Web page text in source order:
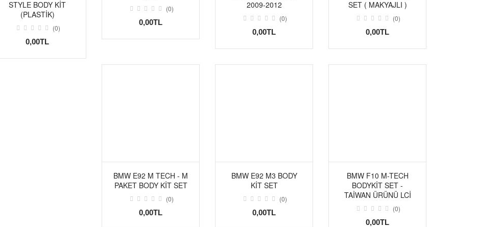
STYLE BODY KIT
(PLASTIK)
(0)
0,00TL
(0)
0,00TL
2009-2012
(0)
0,00TL
SET ( MAKYAJLI )
(0)
0,00TL
BMW E92 M TECH - M
PAKET BODY KİT SET
(0)
0,00TL
BMW E92 M3 BODY
KİT SET
(0)
0,00TL
BMW F10 M-TECH
BODYKIT SET -
TAIWAN ÜRÜNÜ LCİ
(0)
0,00TL